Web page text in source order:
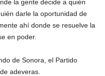
la gente decide a quién
darle la oportunidad de
ahí donde se resuelve la
en poder.
de Sonora, el Partido
adeveras.